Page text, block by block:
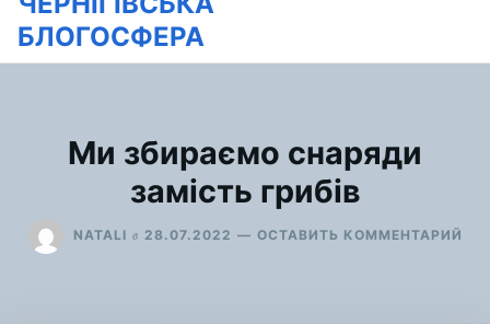
БЛОГОСФЕРА
Ми збираємо снаряди
замість грибів
NATALI в 28.07.2022 ОСТАВИТЬ КОММЕНТАРИЙ